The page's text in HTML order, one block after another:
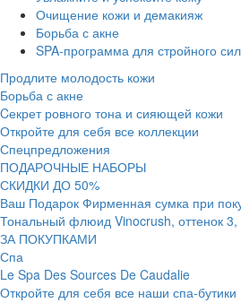
Очищение кожи и демакияж
Борьба с акне
SPA-программа для стройного
Продлите молодость кожи
Борьба с акне
Cекрет ровного тона и сияющей кожи
Откройте для себя все коллекции
Спецпредложения
ПОДАРОЧНЫЕ НАБОРЫ
СКИДКИ ДО 50%
Ваш Подарок Фирменная сумка при
Тональный флюид Vinocrush, оттенок
ЗА ПОКУПКАМИ
Спа
Le Spa Des Sources De Caudalie
Откройте для себя все наши спа-бутики